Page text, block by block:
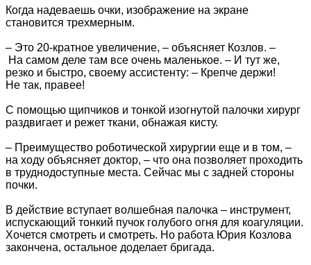
Когда надеваешь очки, изображение на экране
становится трехмерным.
– Это 20-кратное увеличение, – объясняет Козлов. –
На самом деле там все очень маленькое. – И тут же,
резко и быстро, своему ассистенту: – Крепче держи!
Не так, правее!
С помощью щипчиков и тонкой изогнутой палочки хирург
раздвигает и режет ткани, обнажая кисту.
– Преимущество роботической хирургии еще и в том, –
на ходу объясняет доктор, – что она позволяет проходить
в труднодоступные места. Сейчас мы с задней стороны
почки.
В действие вступает волшебная палочка – инструмент,
испускающий тонкий пучок голубого огня для коагуляции.
Хочется смотреть и смотреть. Но работа Юрия Козлова
закончена, остальное доделает бригада.